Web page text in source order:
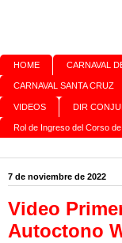
HOME CARNAVAL
CARNAVAL SANTA CRUZ
VIDEOS DIR
Rol de Ingreso del Corso
7 de noviembre de 2022
Video
Autoctono